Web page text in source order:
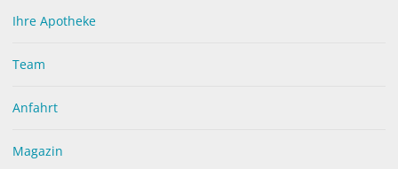
für jeden Geschmack und eine Vielzahl an
Rezepturen abgefüllt. Nicht nur der Geschmack sondern
Ihre Apotheke
Team
Anfahrt
Magazin